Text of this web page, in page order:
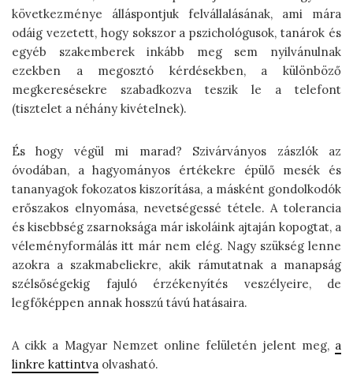
következménye álláspontjuk felvállalásának, ami mára
odáig vezetett, hogy sokszor a pszichológusok, tanárok és
egyéb szakemberek inkább meg sem nyilvánulnak
ezekben a megosztó kérdésekben, a különböző
megkeresésekre szabadkozva teszik le a telefont
(tisztelet a néhány kivételnek).
És hogy végül mi marad? Szivárványos zászlók az
óvodában, a hagyományos értékekre épülő mesék és
tananyagok fokozatos kiszorítása, a másként gondolkodók
erőszakos elnyomása, nevetségessé tétele. A tolerancia
és kisebbség zsarnoksága már iskoláink ajtaján kopogtat, a
véleményformálás itt már nem elég. Nagy szükség lenne
azokra a szakmabeliekre, akik rámutatnak a manapság
szélsőségekig fajuló érzékenyítés veszélyeire, de
legfőképpen annak hosszú távú hatásaira.
A cikk a Magyar Nemzet online felületén jelent meg, a
linkre kattintva olvasható.